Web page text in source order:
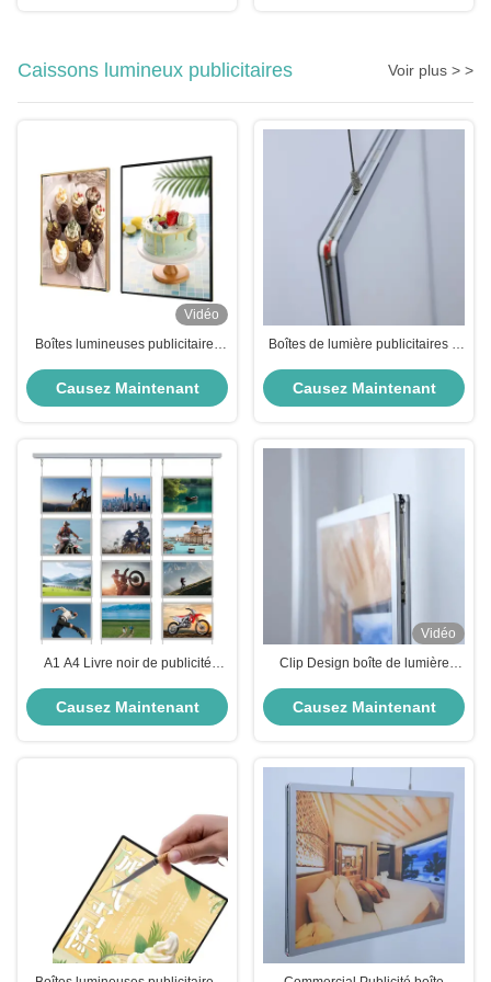
Caissons lumineux publicitaires Voir plus > >
Vidéo
Boîtes lumineuses publicitaires
LED en verre trempé
Causez Maintenant
Boîtes de lumière publicitaires à
de couleur Boîte de lumière
Causez Maintenant
A1 A4 Livre noir de publicité
Boîte lumineuse affichage A4
Boîte lumineuse pour entreprise
Causez Maintenant
Vidéo
Clip Design boîte de lumière
de lumière avec bande LED 2835
Causez Maintenant